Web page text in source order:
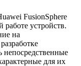
FusionSphere
устройств.
на
непосредственные
для их